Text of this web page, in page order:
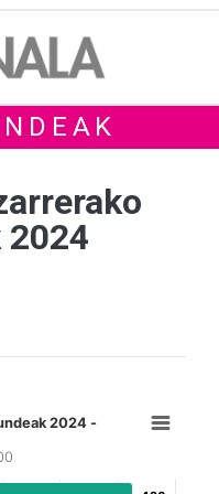
2024
2024 -